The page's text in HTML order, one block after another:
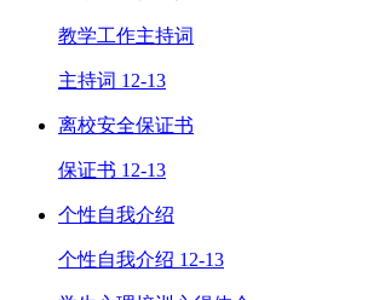
教学工作主持词
主持词 12-13
离校安全保证书
保证书 12-13
个性自我介绍
个性自我介绍 12-13